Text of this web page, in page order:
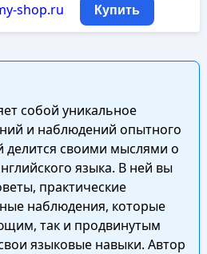
shop.ru Купить
собой уникальное
и наблюдений опытного
делится своими мыслями о
языка. В ней вы
практические
наблюдения, которые
так и продвинутым
языковые навыки. Автор